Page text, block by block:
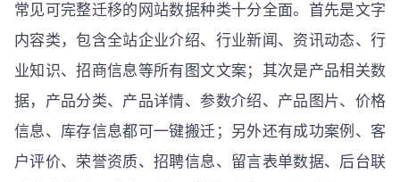
常见可完整迁移的网站数据种类十分全面。首先是文字
内容类，包含全站企业介绍、行业新闻、资讯动态、行
业知识、招商信息等所有图文文案；其次是产品相关数
据，产品分类、产品详情、参数介绍、产品图片、价格
信息、库存信息都可一键搬迁；另外还有成功案例、客
户评价、荣誉资质、招聘信息、留言表单数据、后台联